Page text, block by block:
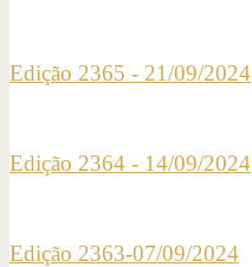
Edição 2365 - 21/09/2024
Edição 2364 - 14/09/2024
Edição 2363-07/09/2024